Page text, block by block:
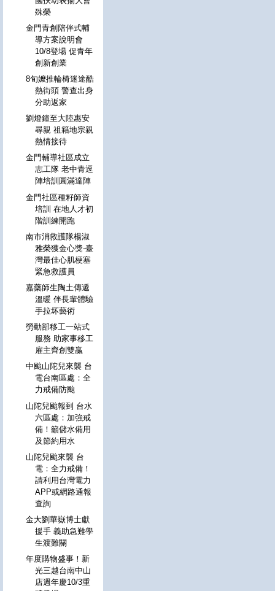
殊榮
金門青創陪伴式輔
導方案說明會
10/8登場 促青年
創新創業
8旬嬤推輪椅迷途酷
熱街頭 警查出身
分助返家
劉燈鐘至大陸惠安
尋親 祖籍地宗親
熱情接待
金門輔導社區成立
志工隊 老中青逗
陣培訓圓滿達陣
金門社區種籽師資
培訓 在地人才初
階訓練開跑
南市消救護隊楊淑
雅榮獲金心獎-臺
灣最佳心肌梗塞
緊急救護員
嘉藥師生陶土傳遞
溫暖 伴長輩體驗
手拉坏藝術
勞動部移工一站式
服務 助家事移工
雇主齊創雙贏
中颱山陀兒來襲 台
電台南區處：全
力戒備防颱
山陀兒颱報到 台水
六區處：加強戒
備！籲儲水備用
及節約用水
山陀兒颱來襲 台
電：全力戒備！
請利用台灣電力
APP或網路通報
查詢
金大劉華嶽博士獻
援手 義助急難學
生渡難關
年度購物盛事！新
光三越台南中山
店週年慶10/3重